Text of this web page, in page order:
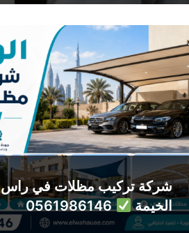
شركة تركيب مظلات في راس
الخيمة
0561986146